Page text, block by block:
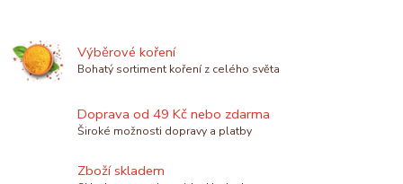
Výběrové koření
Bohatý sortiment koření z celého světa
Doprava od 49 Kč nebo zdarma
Široké možnosti dopravy a platby
Zboží skladem